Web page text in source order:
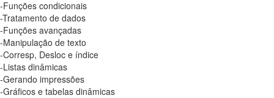
-Funções condicionais
-Tratamento de dados
-Funções avançadas
-Manipulação de texto
-Corresp, Desloc e índice
-Listas dinâmicas
-Gerando impressões
-Gráficos e tabelas dinâmicas